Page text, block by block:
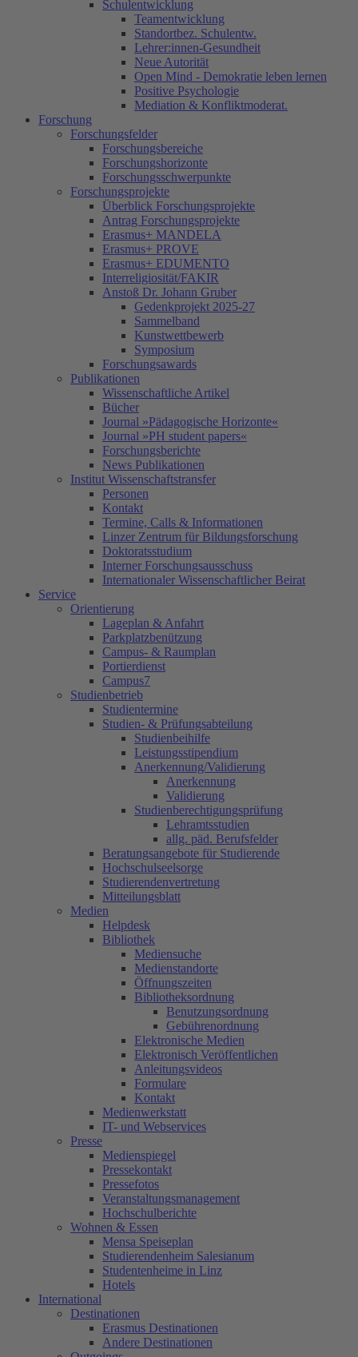
Schulentwicklung
Teamentwicklung
Standortbez. Schulentw.
Lehrer:innen-Gesundheit
Neue Autorität
Open Mind - Demokratie leben lernen
Positive Psychologie
Mediation & Konfliktmoderat.
Forschung
Forschungsfelder
Forschungsbereiche
Forschungshorizonte
Forschungsschwerpunkte
Forschungsprojekte
Überblick Forschungsprojekte
Antrag Forschungsprojekte
Erasmus+ MANDELA
Erasmus+ PROVE
Erasmus+ EDUMENTO
Interreligiosität/FAKIR
Anstoß Dr. Johann Gruber
Gedenkprojekt 2025-27
Sammelband
Kunstwettbewerb
Symposium
Forschungsawards
Publikationen
Wissenschaftliche Artikel
Bücher
Journal »Pädagogische Horizonte«
Journal »PH student papers«
Forschungsberichte
News Publikationen
Institut Wissenschaftstransfer
Personen
Kontakt
Termine, Calls & Informationen
Linzer Zentrum für Bildungsforschung
Doktoratsstudium
Interner Forschungsausschuss
Internationaler Wissenschaftlicher Beirat
Service
Orientierung
Lageplan & Anfahrt
Parkplatzbenützung
Campus- & Raumplan
Portierdienst
Campus7
Studienbetrieb
Studientermine
Studien- & Prüfungsabteilung
Studienbeihilfe
Leistungsstipendium
Anerkennung/Validierung
Anerkennung
Validierung
Studienberechtigungsprüfung
Lehramtsstudien
allg. päd. Berufsfelder
Beratungsangebote für Studierende
Hochschulseelsorge
Studierendenvertretung
Mitteilungsblatt
Medien
Helpdesk
Bibliothek
Mediensuche
Medienstandorte
Öffnungszeiten
Bibliotheksordnung
Benutzungsordnung
Gebührenordnung
Elektronische Medien
Elektronisch Veröffentlichen
Anleitungsvideos
Formulare
Kontakt
Medienwerkstatt
IT- und Webservices
Presse
Medienspiegel
Pressekontakt
Pressefotos
Veranstaltungsmanagement
Hochschulberichte
Wohnen & Essen
Mensa Speiseplan
Studierendenheim Salesianum
Studentenheime in Linz
Hotels
International
Destinationen
Erasmus Destinationen
Andere Destinationen